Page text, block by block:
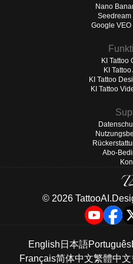
Nano
Seedream
Google VEO
KI Tattoo
KI
KI Tattoo
KI Tattoo
Abo-
©️ 2026
English 日本語Português
Français简体中文繁體中文